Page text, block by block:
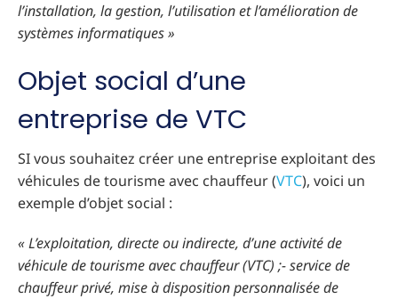
l’installation, la gestion, l’utilisation et l’amélioration de
systèmes informatiques »
Objet social d’une
entreprise de VTC
SI vous souhaitez créer une entreprise exploitant des
véhicules de tourisme avec chauffeur (VTC), voici un
exemple d’objet social :
« L’exploitation, directe ou indirecte, d’une activité de
véhicule de tourisme avec chauffeur (VTC) ;- service de
chauffeur privé, mise à disposition personnalisée de